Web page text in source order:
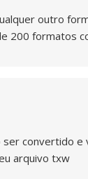
outro
200 formatos
ser convertido e
arquivo txw